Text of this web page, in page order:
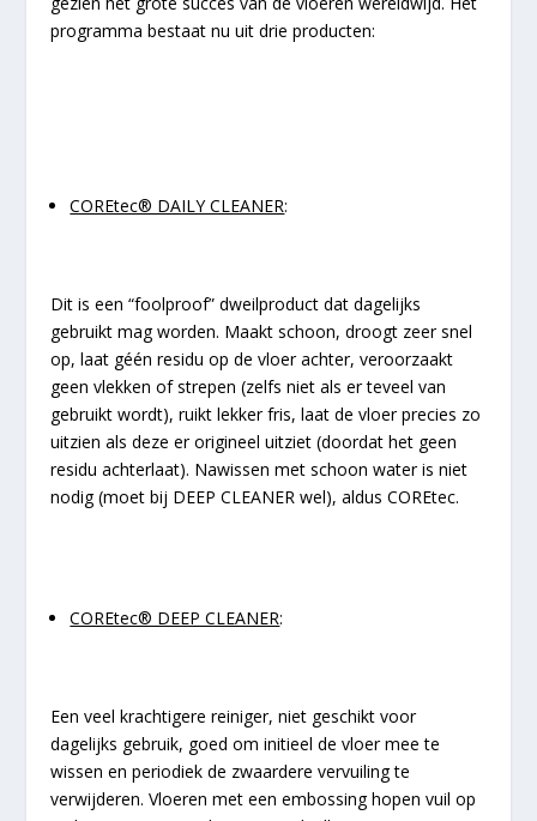
programma bestaat nu uit drie producten:
COREtec® DAILY CLEANER:
Dit is een “foolproof” dweilproduct dat dagelijks
gebruikt mag worden. Maakt schoon, droogt zeer snel
op, laat géén residu op de vloer achter, veroorzaakt
geen vlekken ofstrepen (zelfs niet als er teveel van
gebruikt wordt), ruikt lekker fris, laat de vloer precies zo
uitzien als dezeer origineel uitziet (doordat het geen
residu achterlaat). Nawissen met schoon water is niet
nodig (moet bij DEEP CLEANER wel), aldus COREtec.
COREtec® DEEP CLEANER:
Een veel krachtigere reiniger, niet geschikt voor
dagelijks gebruik, goed om initieel de vloer mee te
wissen enperiodiek de zwaardere vervuiling te
verwijderen. Vloeren met een embossing hopen vuil op